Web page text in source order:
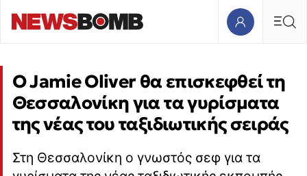
Ο Jamie Oliver θα επισκεφθεί τη
Θεσσαλονίκη για τα γυρίσματα
της νέας του ταξιδιωτικής σειράς
Στη Θεσσαλονίκη ο γνωστός σεφ για τα